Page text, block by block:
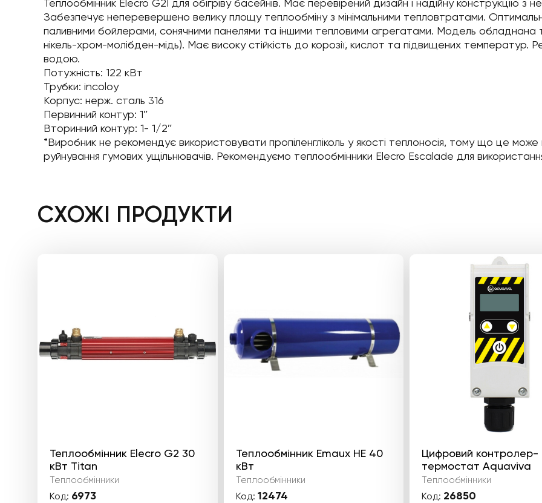
Теплообмінник Elecro G2I для обігріву басейнів. Має перевірений дизайн і надійну конструкцію з
Забезпечує неперевершено велику площу теплообміну з мінімальними тепловтратами.
паливними бойлерами, сонячними панелями та іншими тепловими агрегатами. Модель обладнана
нікель-хром-молібден-мідь). Має високу стійкість до корозії, кислот та підвищених температур.
водою.
Потужність: 122 кВт
Трубки: incoloy
Корпус: нерж. сталь 316
Первинний контур: 1″
Вторинний контур: 1- 1/2″
*Виробник не рекомендує використовувати пропіленгліколь у якості теплоносія, тому що це
руйнування гумових ущільнювачів. Рекомендуємо теплообмінники Elecro Escalade для
СХОЖІ ПРОДУКТИ
Теплообмінник Elecro G2 30
кВт Titan
Теплообмінники
Код: 6973
Теплообмінник Emaux HE 40
кВт
Теплообмінники
Код: 12474
Цифровий контролер-
термостат Aquaviva
Теплообмінники
Код: 26850